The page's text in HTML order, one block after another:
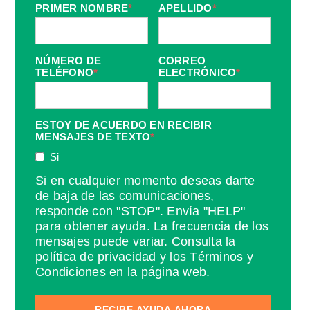
PRIMER NOMBRE* APELLIDO*
NÚMERO DE
TELÉFONO*
CORREO
ELECTRÓNICO*
ESTOY DE ACUERDO EN RECIBIR
MENSAJES DE TEXTO*
Si
Si en cualquier momento deseas darte
de baja de las comunicaciones,
responde con "STOP". Envía "HELP"
para obtener ayuda. La frecuencia de los
mensajes puede variar. Consulta la
política de privacidad y los Términos y
Condiciones en la página web.